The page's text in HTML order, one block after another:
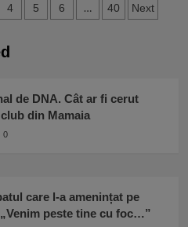
4 5 6 … 40 Next
de DNA. Cât ar fi cerut
din Mamaia
0
care l-a amenințat pe
peste tine cu foc…”